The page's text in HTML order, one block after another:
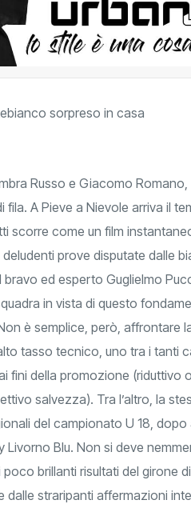
Russo e Giacomo
A Pieve a Nievole arriva il
scorre come un film
prove disputate dalle
ed esperto Guglielmo
in vista di questo
è semplice, però, affrontare
tasso tecnico, uno tra i tanti
fini della promozione (riduttivo
salvezza). Tra l’altro, la
del campionato U 18,
Livorno Blu. Non si deve
brillanti risultati del girone
dalle straripanti affermazioni